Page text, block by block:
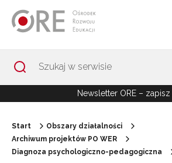
Newsletter ORE – zapisz
Start
Obszary działalności
Archiwum projektów PO WER
Diagnoza psychologiczno-pedagogiczna